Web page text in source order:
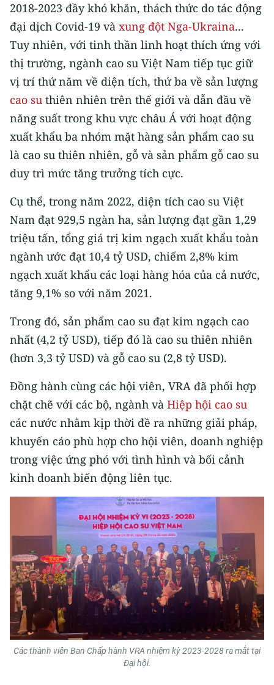
TRI THỨC CHUYÊN SÂU
54 DÂN TỘC VIỆT NAM
CHƯƠNG TRÌNH OCOP - MỖI XÃ
MỘT SẢN PHẨM
RADIO
MEDIA CENTER
E-Magazine
Video
Media Chính trị
Media Kinh tế
Media Văn hóa
Media Xã hội
Media Pháp luật
Media Thế giới
Media Thể thao
Media Giáo dục
Media Y tế
Media Khoa học - Công nghệ
Media Môi trường
Ảnh
Infographic
TIN MỚI
TIN ĐỊA PHƯƠNG
2018-2023 đầy khó khăn, thách thức do tác động
đại dịch Covid-19 và xung đột Nga-Ukraina...
Tuy nhiên, với tinh thần linh hoạt thích ứng với
thị trường, ngành cao su Việt Nam tiếp tục giữ
vị trí thứ năm về diện tích, thứ ba về sản lượng
cao su thiên nhiên trên thế giới và dẫn đầu về
năng suất trong khu vực châu Á với hoạt động
xuất khẩu ba nhóm mặt hàng sản phẩm cao su
là cao su thiên nhiên, gỗ và sản phẩm gỗ cao su
duy trì mức tăng trưởng tích cực.
Cụ thể, trong năm 2022, diện tích cao su Việt
Nam đạt 929,5 ngàn ha, sản lượng đạt gần 1,29
triệu tấn, tổng giá trị kim ngạch xuất khẩu toàn
ngành ước đạt 10,4 tỷ USD, chiếm 2,8% kim
ngạch xuất khẩu các loại hàng hóa của cả nước,
tăng 9,1% so với năm 2021.
Trong đó, sản phẩm cao su đạt kim ngạch cao
nhất (4,2 tỷ USD), tiếp đó là cao su thiên nhiên
(hơn 3,3 tỷ USD) và gỗ cao su (2,8 tỷ USD).
Đồng hành cùng các hội viên, VRA đã phối hợp
chặt chẽ với các bộ, ngành và Hiệp hội cao su
các nước nhằm kịp thời đề ra những giải pháp,
khuyến cáo phù hợp cho hội viên, doanh nghiệp
trong việc ứng phó với tình hình và bối cảnh
kinh doanh biến động liên tục.
Các thành viên Ban Chấp hành VRA nhiệm kỳ 2023-2028 ra mắt tại
Đại hội.